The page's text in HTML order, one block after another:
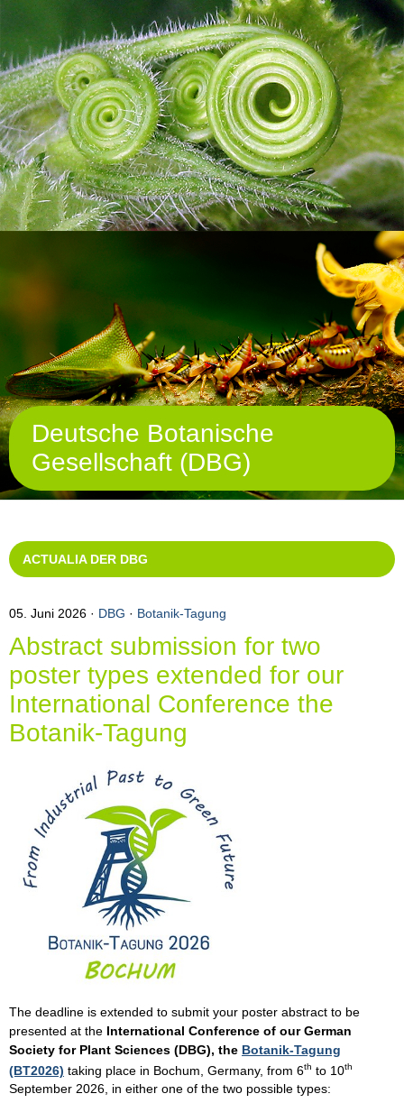
Deutsche Botanische
Gesellschaft (DBG)
ACTUALIA DER DBG
05. Juni 2026 DBG · Botanik-Tagung
Abstract submission for two
poster types extended for our
International Conference the
Botanik-Tagung
The deadline is extended to submit your poster abstract to be
presented at the International Conference of our German
Society for Plant Sciences (DBG), the Botanik-Tagung
(BT2026) taking place in Bochum, Germany, from 6th to 10th
September 2026, in either one of the two possible types: